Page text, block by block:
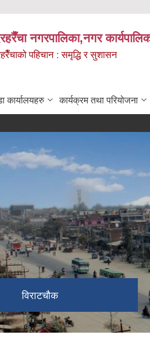
नगरपालिका,नगर
पहिचान : समृद्धि र सुशासन
कार्यालयहरु कार्यक्रम तथा परियोजना
विराटचौक